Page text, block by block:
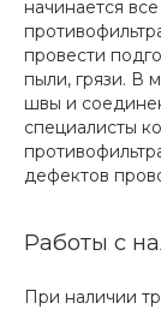
начинается
провести
пыли, грязи. В
швы и
специалисты
дефектов
Работы с
При наличии